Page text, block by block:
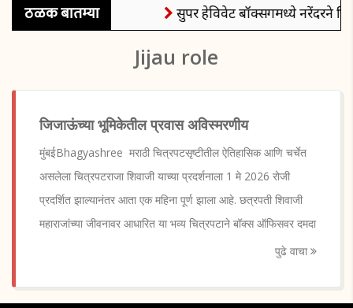
ठळक बातम्या सुपर हेविवेट बॉक्सिंगमध्ये नरेंदरने
Jijau role
जिजाऊंच्या भूमिकेतील प्रवास अविस्मरणीय
मुंबईBhagyashree मराठी चित्रपटसृष्टीतील ऐतिहासिक आणि चर्चेत
असलेला चित्रपटराजा शिवाजी याच्या प्रदर्शनाला 1 मे 2026 रोजी
प्रदर्शित झाल्यानंतर आता एक महिना पूर्ण झाला आहे. छत्रपती शिवाजी
महाराजांच्या जीवनावर आधारित या भव्य चित्रपटाने बॉक्स ऑफिसवर दमदा
पुढे वाचा